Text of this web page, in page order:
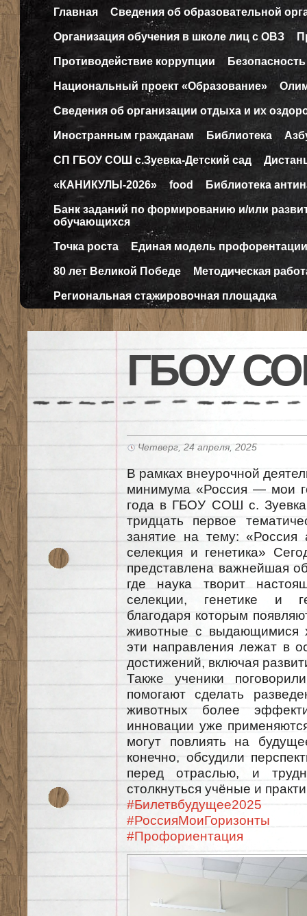
Главная Сведения об образовательной
Организация обучения в школе лиц с ОВЗ
Противодействие коррупции Безопасность
Национальный проект «Образование»
Сведения об организации отдыха и их
Иностранным гражданам Библиотека
СП ГБОУ СОШ с.Зуевка-Детский сад
«КАНИКУЛЫ-2026» food Библиотека
Банк заданий по формированию и/или
обучающихся
Точка роста Единая модель профорентации
80 лет Великой Победе Методическая
Региональная стажировочная площадка
ГБОУ
Четверг, 24 апреля, 2025
В рамках внеурочной
минимума «Россия — мои
года в ГБОУ СОШ с.
тридцать первое
занятие на тему: «Россия
селекция и генетика»
представлена важнейшая
где наука творит
селекции, генетике и
благодаря которым
животные с выдающимися
эти направления лежат в
достижений, включая
Также ученики
помогают сделать
животных более
инновации уже
могут повлиять на
конечно, обсудили
перед отраслью, и
столкнуться учёные и
#Билетвбудущее2025
#РоссияМоиГоризонты
#Профориентация